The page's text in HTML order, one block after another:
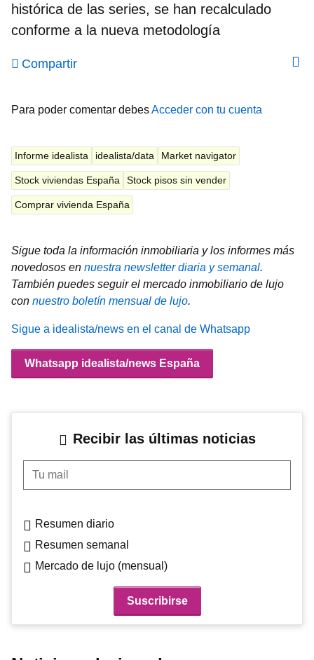
histórica de las series, se han recalculado
conforme a la nueva metodología
Compartir
Para poder comentar debesAcceder con tu cuenta
Informe idealista idealista/data Market navigator
Stock viviendas España Stock pisos sin vender
Comprar vivienda España
Sigue toda la información inmobiliaria y los informes más
novedosos en nuestra newsletter diaria y semanal.
También puedes seguir el mercado inmobiliario de lujo
con nuestro boletín mensual de lujo.
Sigue a idealista/news en el canal de Whatsapp
Whatsapp idealista/news España
Recibir las últimas noticias
Tu mail
Resumen diario
Resumen semanal
Mercado de lujo (mensual)